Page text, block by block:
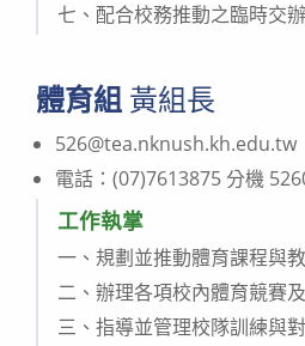
七、配合校務推動之臨時交
體育組 黃組長
526@tea.nknush.kh.edu.tw
電話：(07)7613875 分機
工作執掌
一、規劃並推動體育課程與
二、辦理各項校內體育競賽
三、指導並管理校隊訓練與